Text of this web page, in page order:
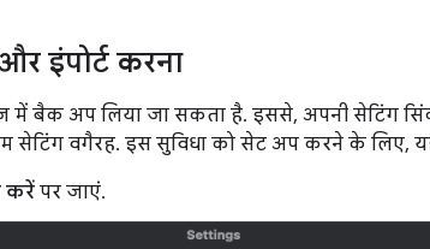
इंपोर्ट करना
में बैक अप लिया जा सकता है. इससे, अपनी सेटिंग
सेटिंग वगैरह. इस सुविधा को सेट अप करने के लिए,
करें पर जाएं.